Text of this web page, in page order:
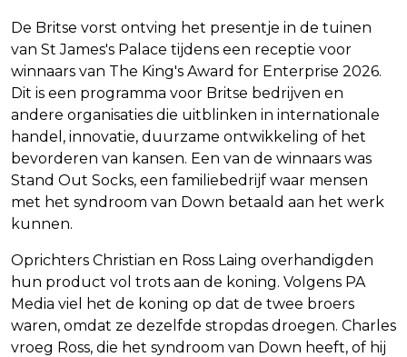
De Britse vorst ontving het presentje in de tuinen
van St James's Palace tijdens een receptie voor
winnaars van The King's Award for Enterprise 2026.
Dit is een programma voor Britse bedrijven en
andere organisaties die uitblinken in internationale
handel, innovatie, duurzame ontwikkeling of het
bevorderen van kansen. Een van de winnaars was
Stand Out Socks, een familiebedrijf waar mensen
met het syndroom van Down betaald aan het werk
kunnen.
Oprichters Christian en Ross Laing overhandigden
hun product vol trots aan de koning. Volgens PA
Media viel het de koning op dat de twee broers
waren, omdat ze dezelfde stropdas droegen. Charles
vroeg Ross, die het syndroom van Down heeft, of hij